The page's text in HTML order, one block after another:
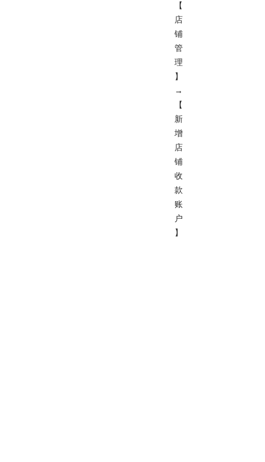
【
店
铺
管
理
】
→
【
新
增
店
铺
收
款
账
户
】